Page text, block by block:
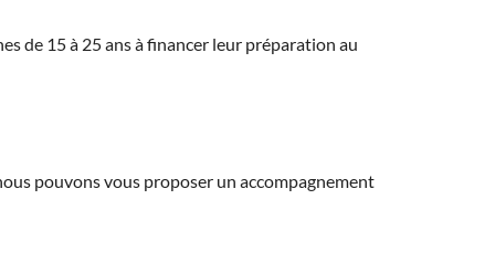
de 15 à 25 ans à financer leur préparation au
pouvons vous proposer un accompagnement